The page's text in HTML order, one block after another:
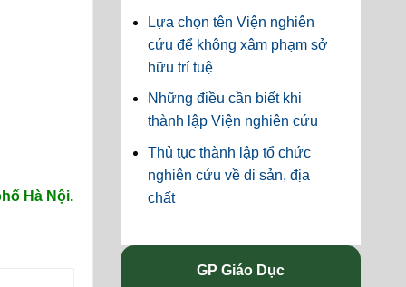
Hà Nội.
Lựa chọn tên Viện nghiên
cứu để không xâm phạm sở
hữu trí tuệ
Những điều cần biết khi
thành lập Viện nghiên cứu
Thủ tục thành lập tổ chức
nghiên cứu về di sản, địa
chất
GP Giáo Dục